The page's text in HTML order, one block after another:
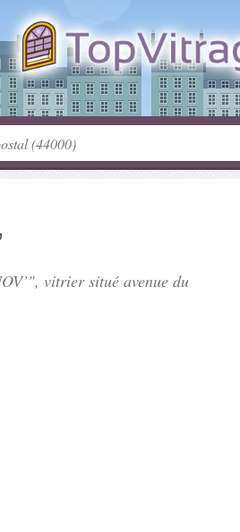
vitrier situé avenue du